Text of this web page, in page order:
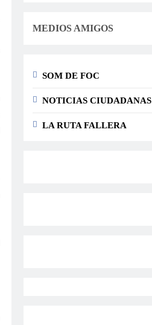
MEDIOS AMIGOS
SOM DE FOC
NOTICIAS CIUDADANAS
LA RUTA FALLERA